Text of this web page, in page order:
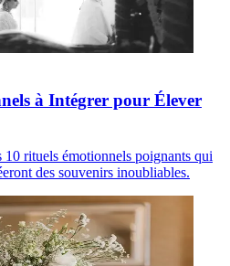
à Intégrer pour Élever
10 rituels émotionnels poignants qui
des souvenirs inoubliables.